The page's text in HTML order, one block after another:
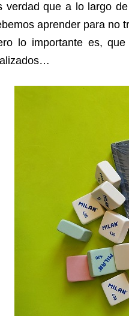
verdad que a lo largo
aprender para no
lo importante es,